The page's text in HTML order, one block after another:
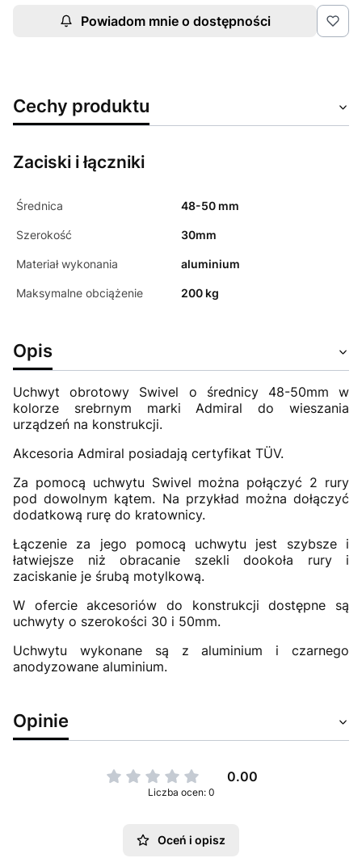
Powiadom mnie o dostępności
Cechy produktu
Zaciski i łączniki
Średnica 48-50 mm
Szerokość 30mm
Materiał wykonania aluminium
Maksymalne obciążenie 200 kg
Opis
Uchwyt obrotowy Swivel o średnicy 48-50mm w
kolorze srebrnym marki Admiral do wieszania
urządzeń na konstrukcji.
Akcesoria Admiral posiadają certyfikat TÜV.
Za pomocą uchwytu Swivel można połączyć 2 rury
pod dowolnym kątem. Na przykład można dołączyć
dodatkową rurę do kratownicy.
Łączenie za jego pomocą uchwytu jest szybsze i
łatwiejsze niż obracanie szekli dookoła rury i
zaciskanie je śrubą motylkową.
W ofercie akcesoriów do konstrukcji dostępne są
uchwyty o szerokości 30 i 50mm.
Uchwytu wykonane są z aluminium i czarnego
anodyzowane aluminium.
Opinie
0.00
Liczba ocen: 0
Oceń i opisz